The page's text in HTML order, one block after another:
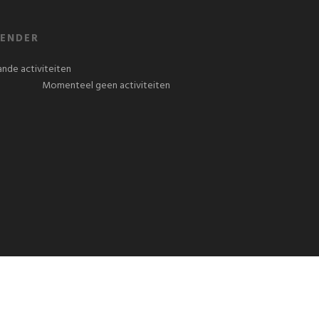
activiteiten
Momenteel geen activiteiten